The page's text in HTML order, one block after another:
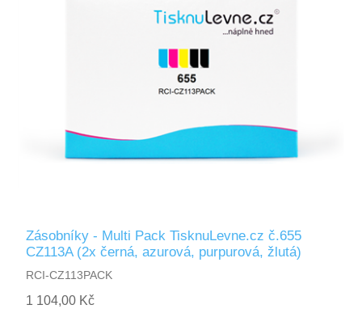
Zásobníky - Multi Pack TisknuLevne.cz č.655
CZ113A (2x černá, azurová, purpurová, žlutá)
RCI-CZ113PACK
1 104,00 Kč